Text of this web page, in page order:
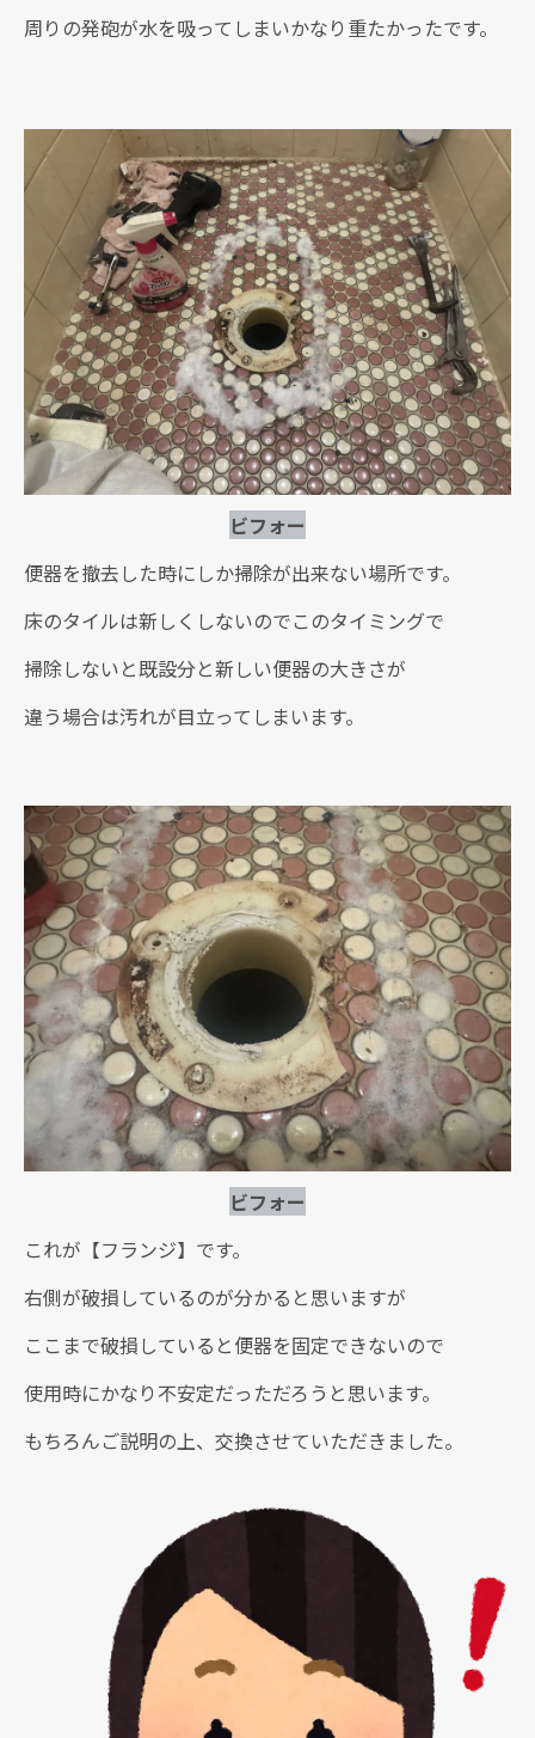
周りの発砲が水を吸ってしまいかなり重たかったです。
ビフォー
便器を撤去した時にしか掃除が出来ない場所です。
床のタイルは新しくしないのでこのタイミングで
掃除しないと既設分と新しい便器の大きさが
違う場合は汚れが目立ってしまいます。
ビフォー
これが【フランジ】です。
右側が破損しているのが分かると思いますが
ここまで破損していると便器を固定できないので
使用時にかなり不安定だっただろうと思います。
もちろんご説明の上、交換させていただきました。